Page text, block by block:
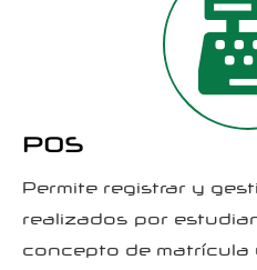
POS
Permite registrar y
realizados por
concepto de matrícula